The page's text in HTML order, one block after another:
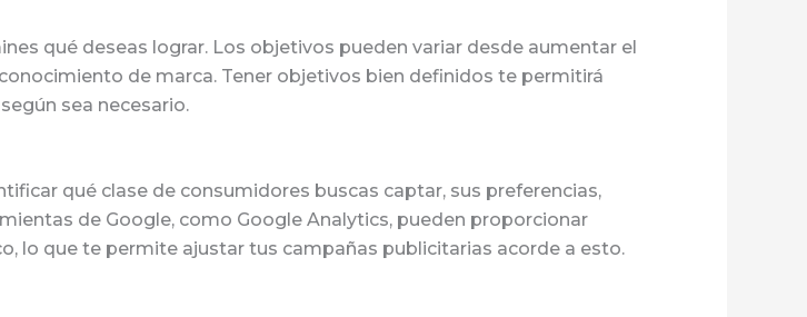
qué deseas lograr. Los objetivos pueden variar desde aumentar el
de marca. Tener objetivos bien definidos te permitirá
sea necesario.
qué clase de consumidores buscas captar, sus preferencias,
de Google, como Google Analytics, pueden proporcionar
lo que te permite ajustar tus campañas publicitarias acorde a esto.